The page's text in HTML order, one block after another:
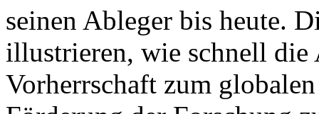
seinen Ableger bis heute.
illustrieren, wie schnell die
Vorherrschaft zum